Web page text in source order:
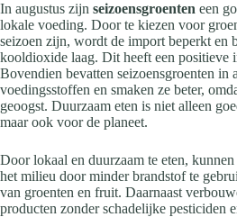
In augustus zijn seizoensgroenten een
lokale voeding. Door te kiezen voor
seizoen zijn, wordt de import beperkt en
kooldioxide laag. Dit heeft een positieve
Bovendien bevatten seizoensgroenten in
voedingsstoffen en smaken ze beter,
geoogst. Duurzaam eten is niet alleen
maar ook voor de planeet.
Door lokaal en duurzaam te eten,
het milieu door minder brandstof te
van groenten en fruit. Daarnaast
producten zonder schadelijke pesticiden